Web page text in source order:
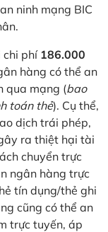
ninh mạng BIC
chi phí 186.000
hàng có thể an
qua mạng (bao
toán thẻ). Cụ thể,
dịch trái phép,
ra thiệt hại tài
chuyển trực
ngân hàng trực
tín dụng/thẻ ghi
cũng có thể an
trực tuyến, áp